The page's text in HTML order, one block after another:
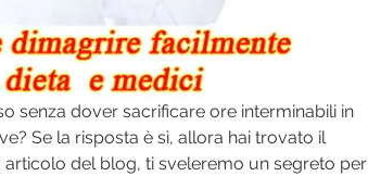
senza dover sacrificare ore interminabili in
Se la risposta è sì, allora hai trovato il
del blog, ti sveleremo un segreto per